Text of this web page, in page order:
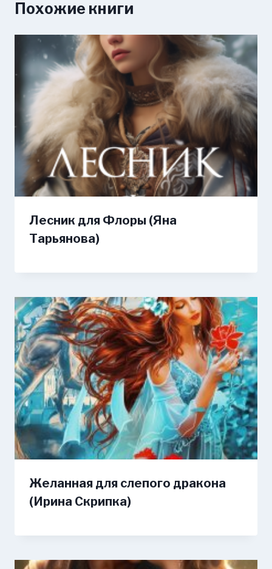
Похожие книги
Лесник для Флоры (Яна
Тарьянова)
Желанная для слепого дракона
(Ирина Скрипка)